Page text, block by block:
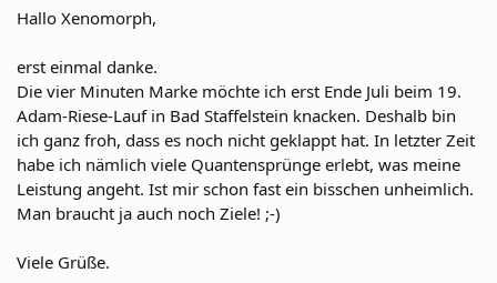
Hallo Xenomorph,
erst einmal danke.
Die vier Minuten Marke möchte ich erst Ende Juli beim 19.
Adam-Riese-Lauf in Bad Staffelstein knacken. Deshalb bin
ich ganz froh, dass es noch nicht geklappt hat. In letzter Zeit
habe ich nämlich viele Quantensprünge erlebt, was meine
Leistung angeht. Ist mir schon fast ein bisschen unheimlich.
Man braucht ja auch noch Ziele! ;-)
Viele Grüße.